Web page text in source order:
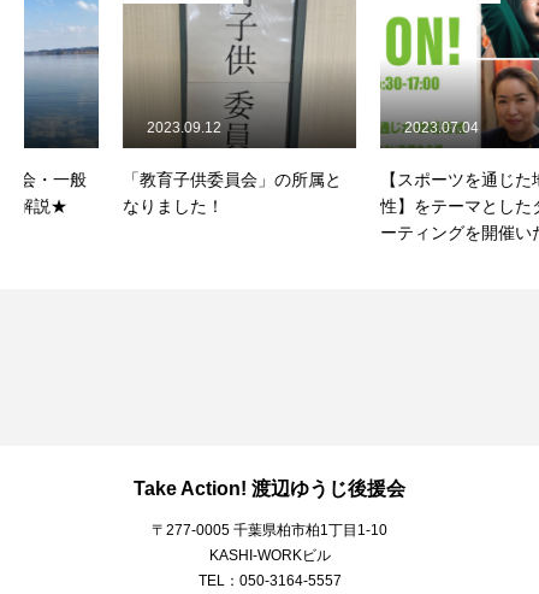
「教育子供委員会」の所属と
なりました！
2023.09.12
【スポーツを通じた地域活
性】をテーマとしたタウンミ
ーティングを開催いたしま
2023.07.04
Take Action! 渡辺ゆうじ後援会
〒277-0005 千葉県柏市柏1丁目1-10
KASHI-WORKビル
TEL：050-3164-5557